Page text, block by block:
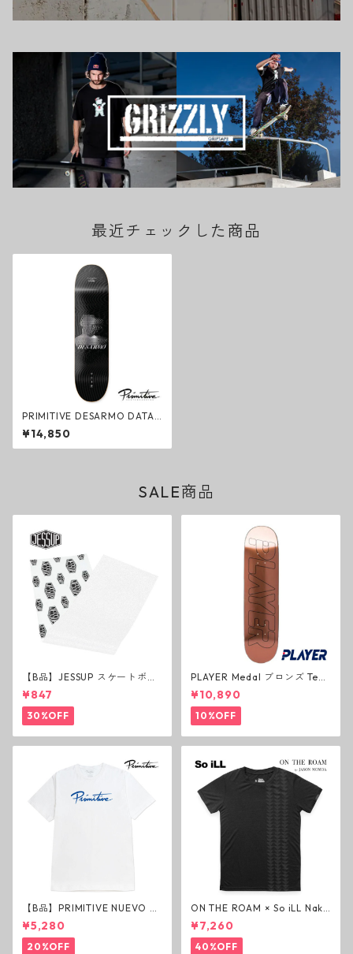
最近チェックした商品
PRIMITIVE DESARMO DATA
BLACK SILVER Deck デッキ
スケートボード プリミティブ
¥14,850
SALE商品
【B品】JESSUP スケートボー
ド グリップテープ ウルトラグ
リップ ホワイト デッキテープ
ジェスアップ ジェサップ
¥847
30%OFF
PLAYER Medal ブロンズ Tea
m Deck P3 スケートボードデ
ッキ プレイヤー メダル
¥10,890
10%OFF
【B品】PRIMITIVE NUEVO SC
RIPT HW TEE WHITE ヘビー
ウェイトTシャツ ホワイト プ
リミティブ
¥5,280
20%OFF
ON THE ROAM × So iLL Nako
a Tee Tシャツ ウルフブラック
オンザローム ジェイソンモモ
ア OTR ビンテージ加工
¥7,260
40%OFF